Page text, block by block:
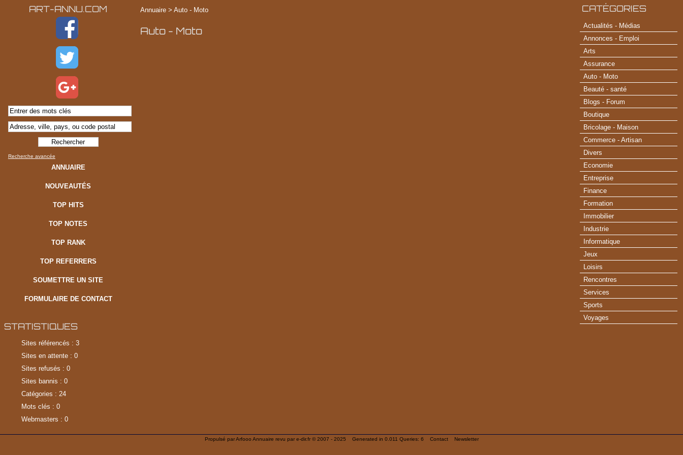
ART-ANNU.COM
Recherche avancée
ANNUAIRE
NOUVEAUTÉS
TOP HITS
TOP NOTES
TOP RANK
TOP REFERRERS
SOUMETTRE UN SITE
FORMULAIRE DE CONTACT
STATISTIQUES
Sites référencés : 3
Sites en attente : 0
Sites refusés : 0
Sites bannis : 0
Catégories : 24
Mots clés : 0
Webmasters : 0
Annuaire > Auto - Moto
Auto - Moto
CATÉGORIES
Actualités - Médias
Annonces - Emploi
Arts
Assurance
Auto - Moto
Beauté - santé
Blogs - Forum
Boutique
Bricolage - Maison
Commerce - Artisan
Divers
Economie
Entreprise
Finance
Formation
Immobilier
Industrie
Informatique
Jeux
Loisirs
Rencontres
Services
Sports
Voyages
Propulsé parArfooo Annuaire revu par e-dir.fr© 2007 - 2025 Generated in 0.011 Queries: 6 Contact Newsletter